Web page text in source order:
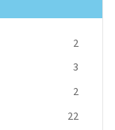
2
3
2
22